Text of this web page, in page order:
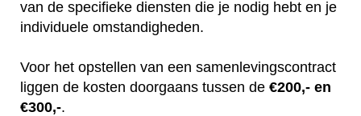
van de specifieke diensten die je nodig hebt en je
individuele omstandigheden.
Voor het opstellen van een samenlevingscontract
liggen de kosten doorgaans tussen de €200,- en
€300,-.